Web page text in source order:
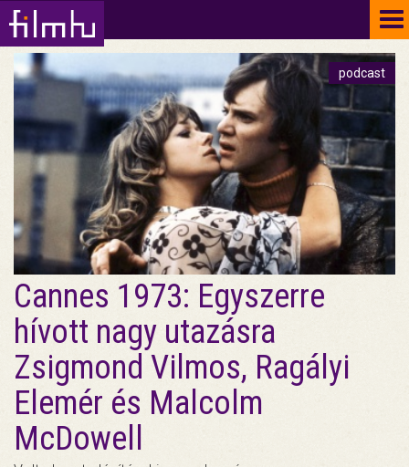
podcast
Cannes 1973: Egyszerre
hívott nagy utazásra
Zsigmond Vilmos, Ragályi
Elemér és Malcolm
McDowell